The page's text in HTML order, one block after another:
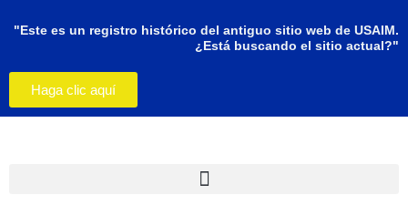
"Este es un registro histórico del antiguo sitio web de USAIM.
¿Está buscando el sitio actual?"
Haga clic aquí